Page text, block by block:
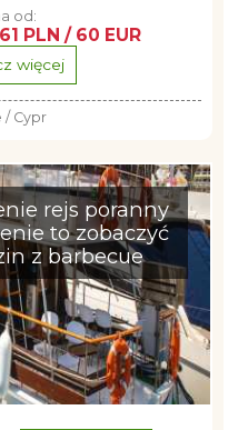
od:
PLN / 60 EUR
więcej
/ Cypr
rejs poranny
to zobaczyć
z barbecue